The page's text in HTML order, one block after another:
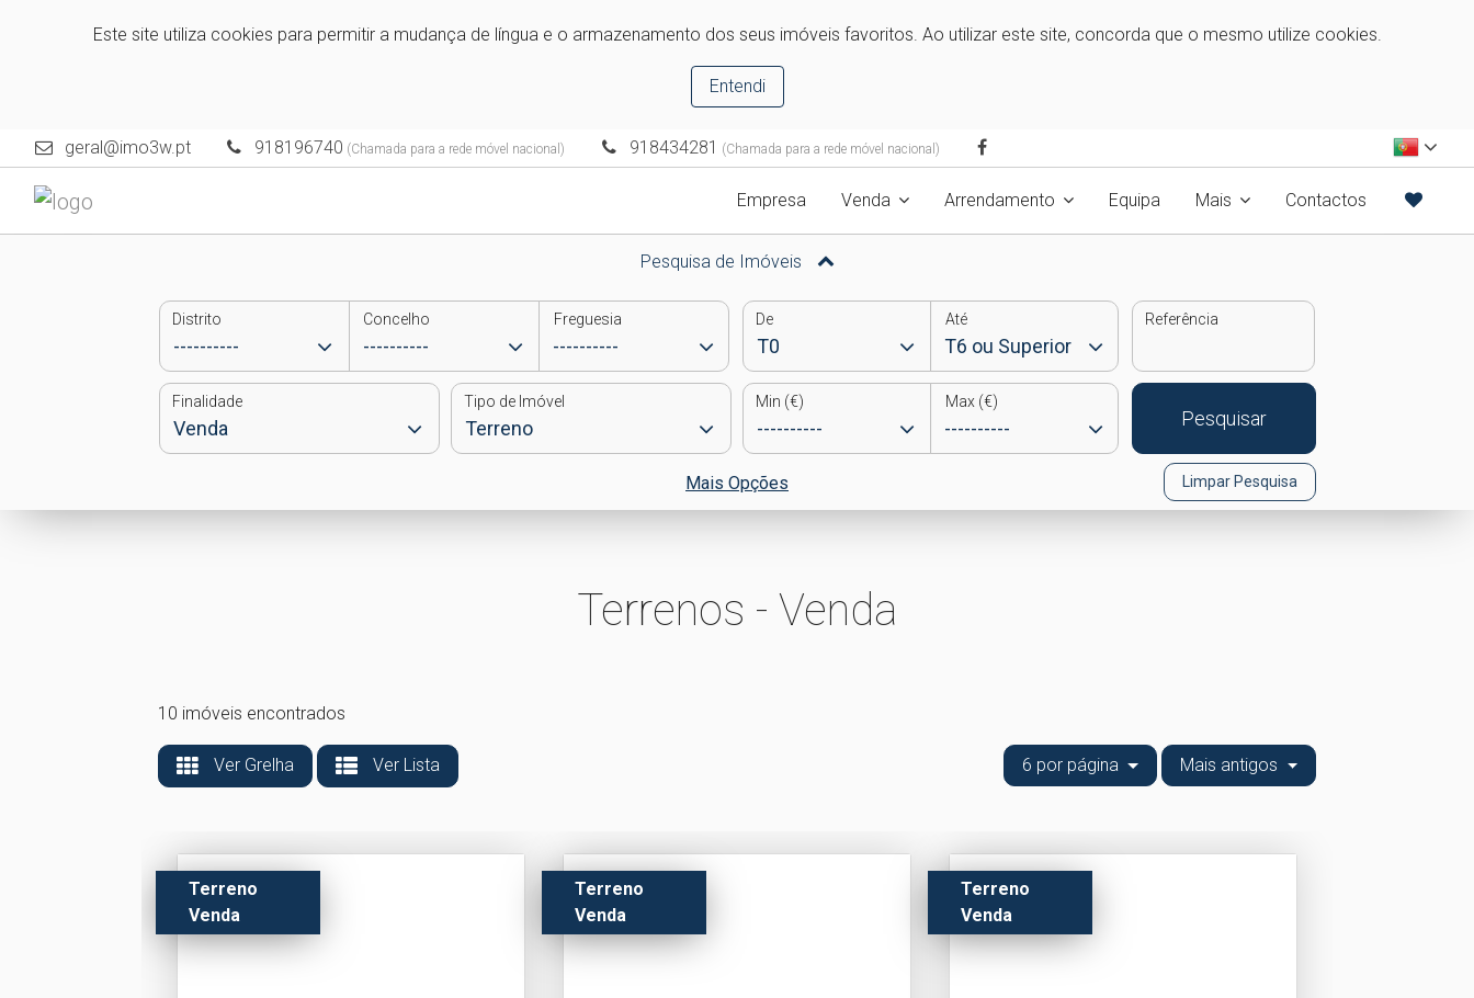
Este site utiliza cookies para permitir a mudança de língua e o armazenamento dos seus imóveis favoritos. Ao utilizar este site, concorda que o mesmo utilize cookies.
Entendi
geral@imo3w.pt 918196740 (Chamada para a rede móvel nacional) 918434281 (Chamada para a rede móvel nacional)
Empresa Venda Arrendamento Equipa Mais Contactos
Pesquisa de Imóveis
Distrito Concelho Freguesia De Até Referência
Finalidade Tipo de Imóvel Min (€) Max (€)
Pesquisar
Mais Opções Limpar Pesquisa
Terrenos - Venda
10 imóveis encontrados
Ver Grelha Ver Lista 6 por página Mais antigos
Terreno
Venda
Terreno
Venda
Terreno
Venda